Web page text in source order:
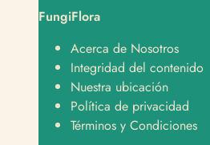
FungiFlora
Acerca de Nosotros
Integridad del contenido
Nuestra ubicación
Política de privacidad
Términos y Condiciones
Soporte
¿En qué te podemos ayudar?
Hola, quiero hacer un pedido 🛒
Hola, tengo una consulta sobre un